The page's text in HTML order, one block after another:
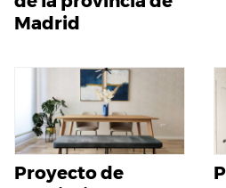
Madrid
Proyecto de